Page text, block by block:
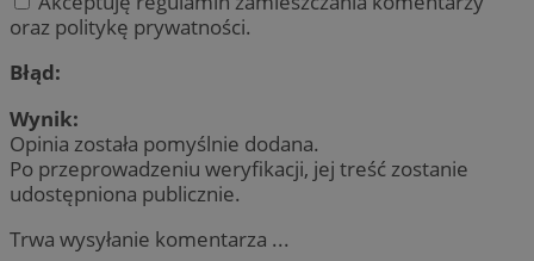
oraz politykę prywatności.
Błąd:
Wynik:
Opinia została pomyślnie dodana.
Po przeprowadzeniu weryfikacji, jej treść zostanie
udostępniona publicznie.
Trwa wysyłanie komentarza ...